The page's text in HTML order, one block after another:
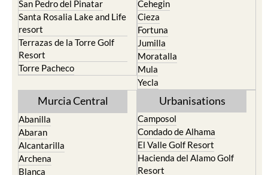
Pilar de la Horadada
Playa Honda / Playa
Paraiso
Portman
Roldan and Lo Ferro
San Javier
Santa Rosalia Lake and Life
resort
Terrazas de la Torre Golf
Resort
Torre Pacheco
North & North West
Bullas
Calasparra
Caravaca de la Cruz
Cehegin
Fortuna
Jumilla
Moratalla
Mula
Yecla